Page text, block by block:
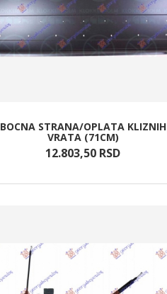
BOCNA STRANA/OPLATA KLIZNIH
VRATA (71CM)
12.803,50 RSD